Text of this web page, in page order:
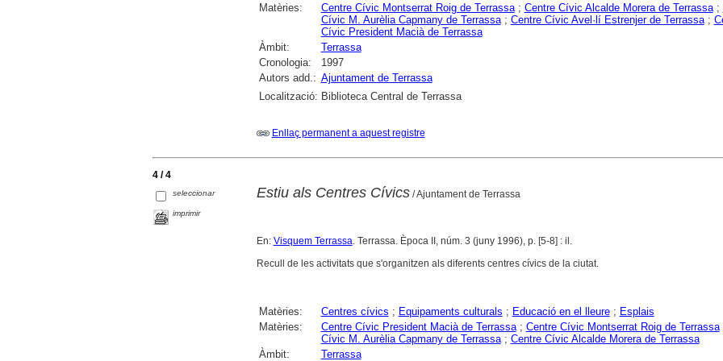
Matèries: Centre Cívic Montserrat Roig de Terrassa; Centre Cívic Alcalde Morera de Terrassa;
Cívic M. Aurèlia Capmany de Terrassa; Centre Cívic Avel·lí Estrenjer de Terrassa;
Cívic President Macià de Terrassa
Àmbit:
Terrassa
Cronologia:
1997
Autors add.: Ajuntament de Terrassa
Localització: Biblioteca Central de Terrassa
Enllaç permanent a aquest registre
4 / 4
seleccionar
imprimir
Estiu als Centres Cívics/ Ajuntament de Terrassa
En: Visquem Terrassa. Terrassa. Època II, núm. 3 (juny 1996), p. [5-8] : il.
Recull de les activitats que s'organitzen als diferents centres cívics de la ciutat.
Matèries: Centres cívics ; Equipaments culturals ; Educació en el lleure; Esplais
Matèries:
Centre Cívic President Macià de Terrassa; Centre Cívic Montserrat Roig de Terrassa
Cívic M. Aurèlia Capmany de Terrassa; Centre Cívic Alcalde Morera de Terrassa
Àmbit:
Terrassa